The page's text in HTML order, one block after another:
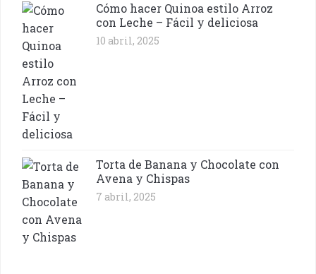
Cómo hacer Quinoa estilo Arroz
con Leche – Fácil y deliciosa
10 abril, 2025
Torta de Banana y Chocolate con
Avena y Chispas
7 abril, 2025